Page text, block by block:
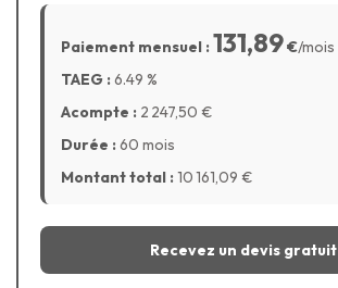
Paiement mensuel :131,89€/mois
TAEG :6.49 %
Acompte : 2 247,50 €
Durée :60 mois
Montant total :10 161,09 €
Recevez un devis gratuit